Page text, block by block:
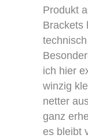
Produkt
Brackets
ich hier
winzig
netter
ganz
es bleibt